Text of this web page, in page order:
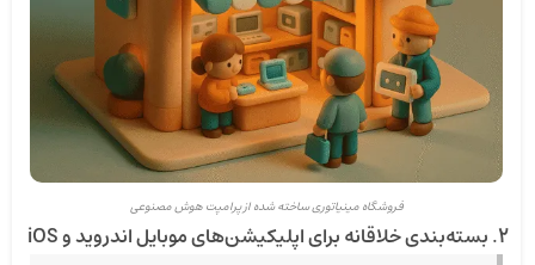
فروشگاه مینیاتوری ساخته شده از پرامپت هوش مصنوعی
۲. بسته‌بندی خلاقانه برای اپلیکیشن‌های موبایل اندروید و iOS